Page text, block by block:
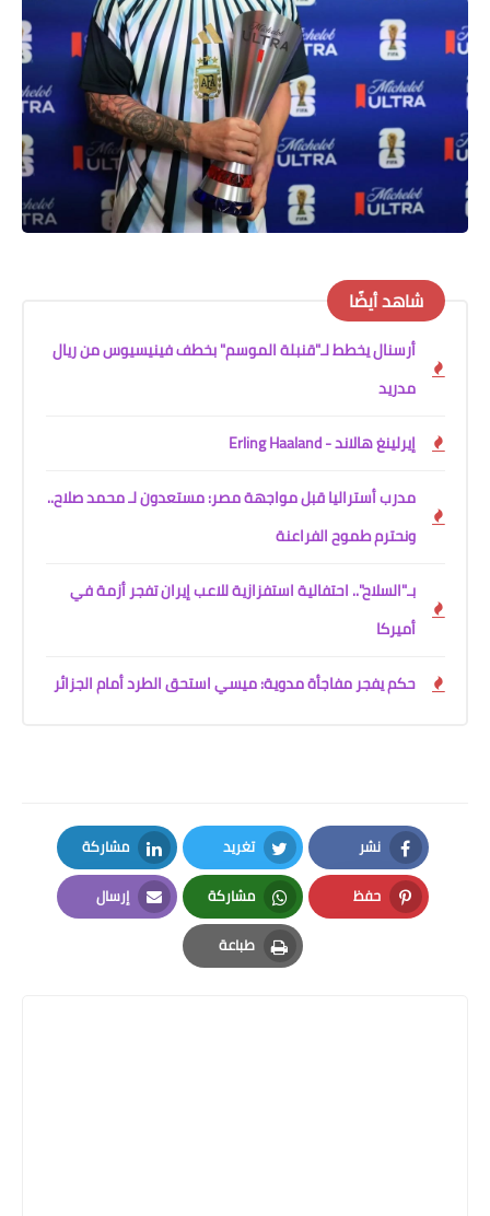
شاهد أيضًا
أرسنال يخطط لـ"قنبلة الموسم" بخطف فينيسيوس من ريال
مدريد
إيرلينغ هالاند - Erling Haaland
مدرب أستراليا قبل مواجهة مصر: مستعدون لـ محمد صلاح..
ونحترم طموح الفراعنة
بـ"السلاح".. احتفالية استفزازية للاعب إيران تفجر أزمة في
أميركا
حكم يفجر مفاجأة مدوية: ميسي استحق الطرد أمام الجزائر
نشر
Facebook
تغريد
Twitter
مشاركة
LinkedIn
حفظ
Pinterest
مشاركة
Whatsapp
إرسال
Email
طباعة
Print